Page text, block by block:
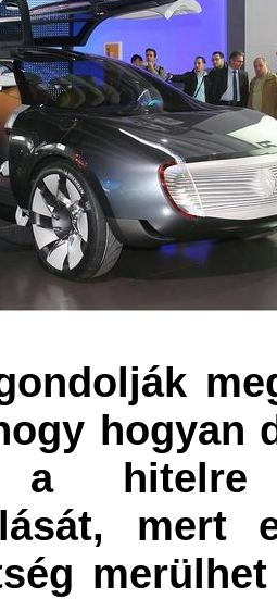
hogyan
a hitelre
mert